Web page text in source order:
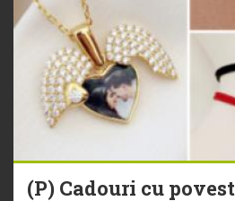
(P) Cadouri cu